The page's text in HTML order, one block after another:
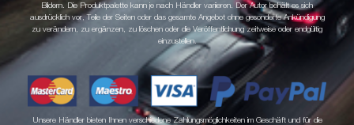
Bildern. Die Produktpalette kann je nach Händler variieren. Der Autor behält es sich
ausdrücklich vor, Teile der Seiten oder das gesamte Angebot ohne gesonderte Ankündigung
zu verändern, zu ergänzen, zu löschen oder die Veröffentlichung zeitweise oder endgültig
einzustellen.
Unsere Händler bieten Ihnen verschiedene Zahlungsmöglichkeiten im Geschäft und für die